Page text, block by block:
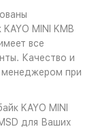
MINI KMB
все
Качество и
менеджером при
KAYO MINI
для Ваших